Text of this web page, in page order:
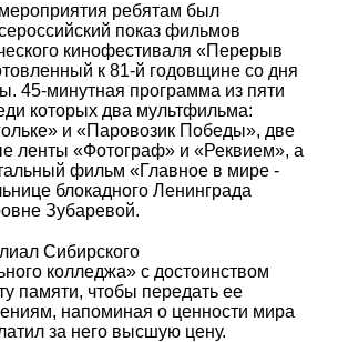
ребятам был
показ фильмов
кинофестиваля «Перерыв
к 81-й годовщине со дня
45-минутная программа из пяти
которых два мультфильма:
и «Паровозик Победы», две
ленты «Фотограф» и «Реквием», а
фильм «Главное в мире -
блокадного Ленинграда
Зубаревой.
Сибирского
колледжа» с достоинством
памяти, чтобы передать ее
напоминая о ценности мира
за него высшую цену.